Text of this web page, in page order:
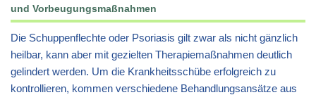
und Vorbeugungsmaßnahmen
Die Schuppenflechte oder Psoriasis gilt zwar als nicht gänzlich
heilbar, kann aber mit gezielten Therapiemaßnahmen deutlich
gelindert werden. Um die Krankheitsschübe erfolgreich zu
kontrollieren, kommen verschiedene Behandlungsansätze aus